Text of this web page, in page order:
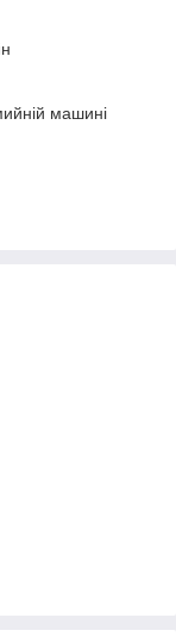
машині